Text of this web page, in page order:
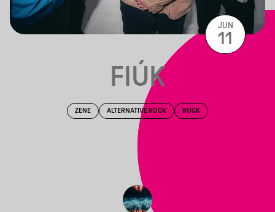
FIÚK
ZENE ALTERNATIVE ROCK ROCK
JUN
11